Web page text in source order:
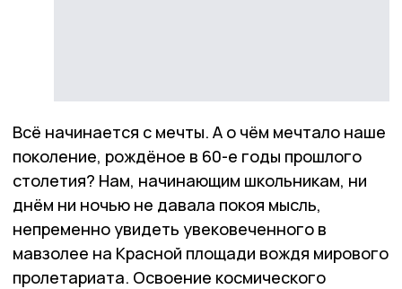
Всё начинается с мечты. А о чём мечтало наше
поколение, рождёное в 60-е годы прошлого
столетия? Нам, начинающим школьникам, ни
днём ни ночью не давала покоя мысль,
непременно увидеть увековеченного в
мавзолее на Красной площади вождя мирового
пролетариата. Освоение космического